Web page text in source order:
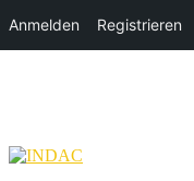
Anmelden Registrieren